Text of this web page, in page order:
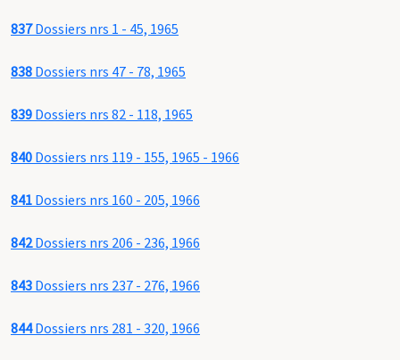
837Dossiers nrs 1 - 45, 1965
838 Dossiers nrs 47 - 78, 1965
839 Dossiers nrs 82 - 118, 1965
840 Dossiers nrs 119 - 155, 1965 - 1966
841 Dossiers nrs 160 - 205, 1966
842Dossiers nrs 206 - 236, 1966
843 Dossiers nrs 237 - 276, 1966
844Dossiers nrs 281 - 320, 1966